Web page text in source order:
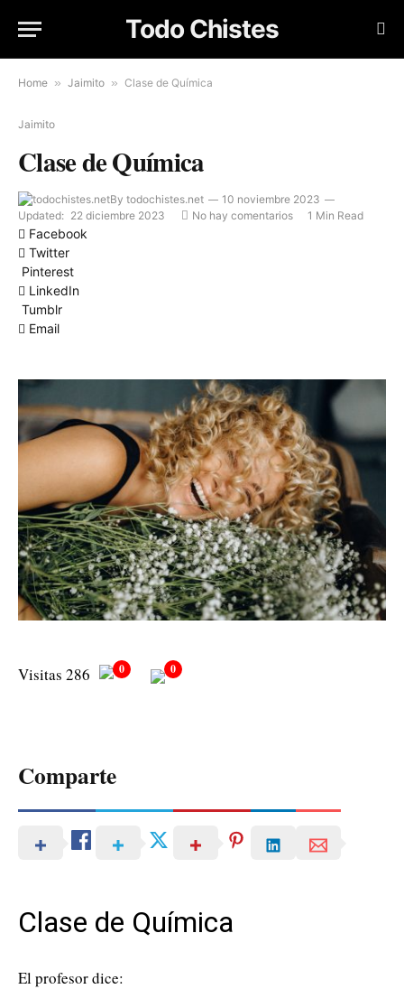
Todo Chistes
Home » Jaimito » Clase de Química
Jaimito
Clase de Química
By todochistes.net
10 noviembre 2023
Updated: 22 diciembre 2023 No hay comentarios 1 Min Read
Facebook
Twitter
Pinterest
LinkedIn
Tumblr
Email
Visitas 286 0 0
Comparte
Clase de Química
El profesor dice: